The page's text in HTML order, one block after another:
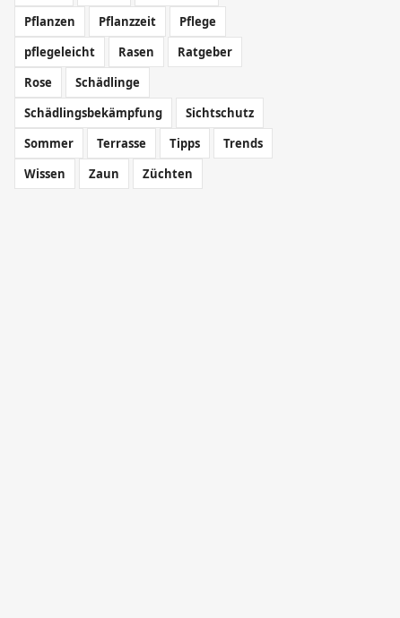
Pflanzen
Pflanzzeit
Pflege
pflegeleicht
Rasen
Ratgeber
Rose
Schädlinge
Schädlingsbekämpfung
Sichtschutz
Sommer
Terrasse Tipps
Trends
Wissen
Zaun Züchten